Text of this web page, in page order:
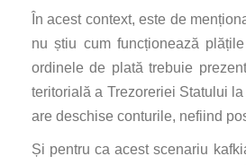
În acest context, este de
nu știu cum funcționează
ordinele de plată trebuie
teritorială a Trezoreriei Statului
are deschise conturile, nefiind
Și pentru ca acest scenariu